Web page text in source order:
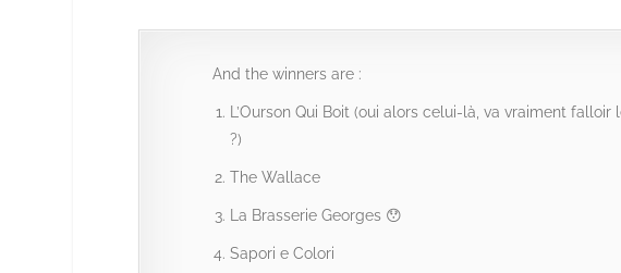
And the winners are :
L’Ourson Qui Boit (oui alors celui-là, va vraiment
?)
The Wallace
La Brasserie Georges 😯
Sapori e Colori